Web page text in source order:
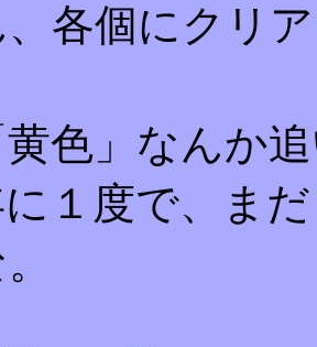
、各個にクリ
色」なんか
に１度で、ま